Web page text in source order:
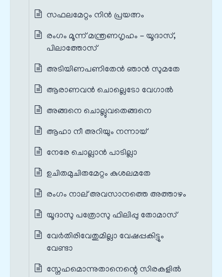
സഫലമേറ്റം നിൻ പ്രയത്നം
രംഗം മൂന്ന് മന്ത്രണഗൃഹം - യൂദാസ്‌,
പിലാത്തോസ്‌
അടിയിണപണിതേൻ ഞാൻ സുമതേ
ആരാണവൻ ചൊല്ലെടോ വേഗാൽ
അങ്ങനെ ചൊല്ലുവതെങ്ങനെ
ആഹാ നീ അറിയും നന്നായ്‌
നേരേ ചൊല്ലാൻ പാടില്ലാ
ഉചിതമുചിതമേറ്റം കുശലമതേ
രംഗം നാല് അവസാനത്തെ അത്താഴം
യൂദാസു പത്രോസു ഫിലിപ്പു തോമാസ്‌
വേര്‍തിരിവേതുമില്ലാ വേഷപ്പകിട്ടും
വേണ്ടാ
സ്നേഹമൊന്നുതാനെന്റെ സിരകളിൽ